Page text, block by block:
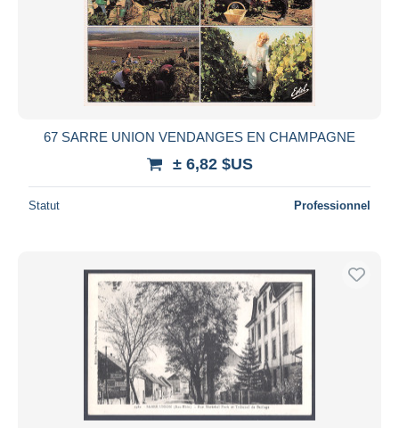
67 SARRE UNION VENDANGES EN CHAMPAGNE
± 6,82 $US
Statut Professionnel